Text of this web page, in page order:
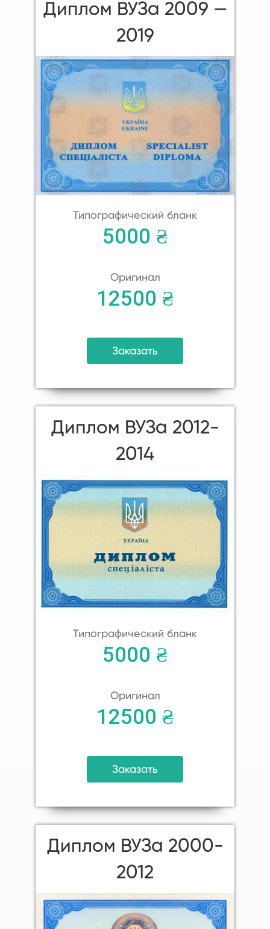
Диплом ВУЗа 2009 —
2019
Типографический бланк
5000 ₴
Оригинал
12500 ₴
Заказать
Диплом ВУЗа 2012-
2014
Типографический бланк
5000 ₴
Оригинал
12500 ₴
Заказать
Диплом ВУЗа 2000-
2012